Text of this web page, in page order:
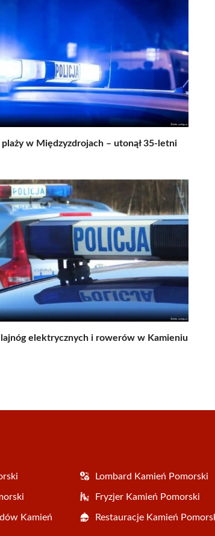
plaży w Międzyzdrojach – utonął 35-letni
elektrycznych i rowerów w Kamieniu
Lombard Kamień Pomorski
Fryzjer Kamień Pomorski
Kamień
Restauracje Kamień